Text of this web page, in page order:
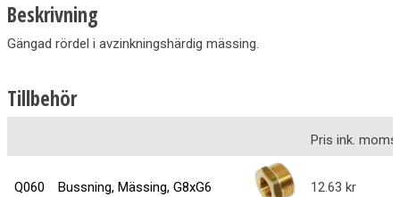
Beskrivning
Gängad rördel i avzinkningshärdig mässing.
Tillbehör
Pris ink. moms
Q060 Bussning, Mässing, G8xG6 12.63